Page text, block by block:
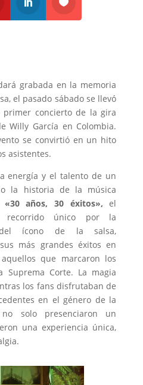
grabada en la memoria
el pasado sábado se llevó
concierto de la gira
Willy García en Colombia.
se convirtió en un hito
asistentes.
energía y el talento de un
la historia de la música
«30 años, 30 éxitos», el
recorrido único por la
del ícono de la salsa,
más grandes éxitos en
que marcaron los
Suprema Corte. La magia
los fans disfrutaban de
en el género de la
solo presenciaron un
una experiencia única,